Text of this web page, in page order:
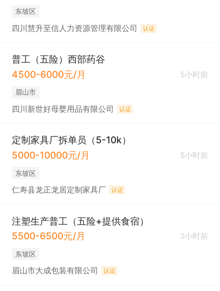
东坡区
四川慧升至信人力资源管理有限公司 认证
普工（五险）西部药谷
4500-6000元/月
5小时前
眉山市
四川新世好母婴用品有限公司 认证
定制家具厂拆单员（5-10k）
5000-10000元/月
5小时前
东坡区
仁寿县龙正龙居定制家具厂 认证
注塑生产普工（五险+提供食宿）
5500-6500元/月
2小时前
东坡区
眉山市大成包装有限公司 认证